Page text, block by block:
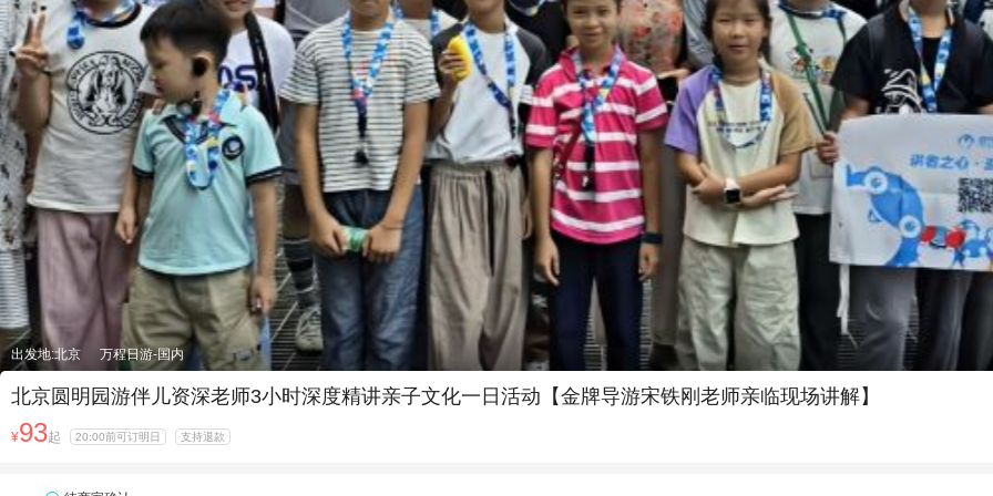
出发地:北京 万程日游-国内
北京圆明园游伴儿资深老师3小时深度精讲亲子文化一日活动【金牌导游宋铁刚老师亲临现场讲解】
¥93起 20:00前可订明日 支持退款